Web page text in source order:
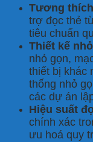
Tương
trợ đọc thẻ
tiêu chuẩn
Thiết kế
nhỏ gọn,
thiết bị khác
thống nhỏ
các dự án
Hiệu suất
chính xác
ưu hoá quy